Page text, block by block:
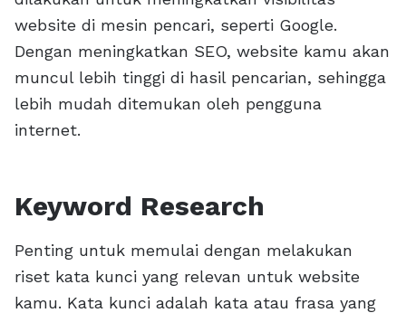
website di mesin pencari, seperti Google.
Dengan meningkatkan SEO, website kamu akan
muncul lebih tinggi di hasil pencarian, sehingga
lebih mudah ditemukan oleh pengguna
internet.
Keyword Research
Penting untuk memulai dengan melakukan
riset kata kunci yang relevan untuk website
kamu. Kata kunci adalah kata atau frasa yang